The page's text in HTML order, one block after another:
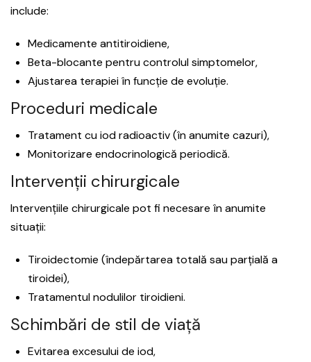
include:
Medicamente antitiroidiene,
Beta-blocante pentru controlul simptomelor,
Ajustarea terapiei în funcție de evoluție.
Proceduri medicale
Tratament cu iod radioactiv (în anumite cazuri),
Monitorizare endocrinologică periodică.
Intervenții chirurgicale
Intervențiile chirurgicale pot fi necesare în anumite
situații:
Tiroidectomie (îndepărtarea totală sau parțială a
tiroidei),
Tratamentul nodulilor tiroidieni.
Schimbări de stil de viață
Evitarea excesului de iod,